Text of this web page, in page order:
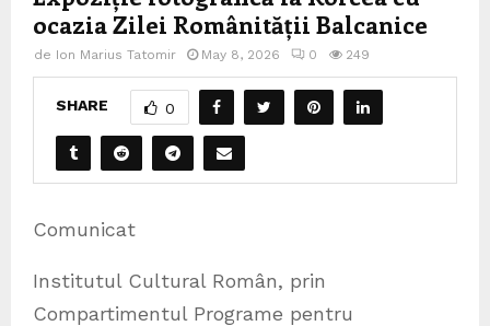
ocazia Zilei Românității Balcanice
de Ion Marius Tatomir May 8, 2026 0 249
SHARE 0
Comunicat
Institutul Cultural Român, prin
Compartimentul Programe pentru